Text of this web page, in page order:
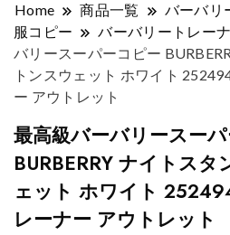
Home 商品一覧 バーバリ
服コピー
バーバリートレー
バリースーパーコピー
トンスウェット ホワイト
ー アウトレット
最高級バーバリースー
BURBERRY ナイトス
ェット ホワイト
レーナー アウトレット